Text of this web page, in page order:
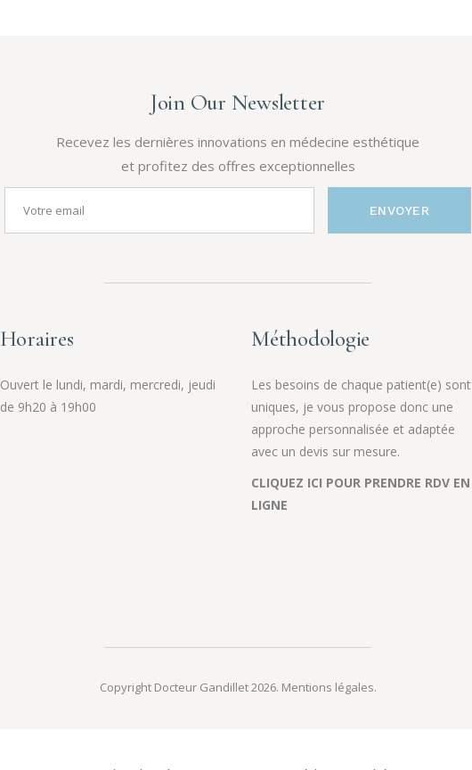
Join Our Newsletter
Recevez les dernières innovations en médecine esthétique
et profitez des offres exceptionnelles
ENVOYER
Horaires
Ouvert le lundi, mardi, mercredi, jeudi
de 9h20 à 19h00
Méthodologie
Les besoins de chaque patient(e) sont
uniques, je vous propose donc une
approche personnalisée et adaptée
avec un devis sur mesure.
CLIQUEZ ICI POUR PRENDRE RDV EN
LIGNE
Copyright Docteur Gandillet 2026. Mentions légales.